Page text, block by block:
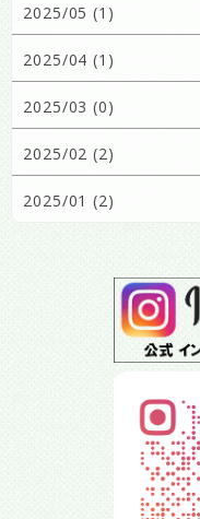
2025/05 (1)
2025/04 (1)
2025/03 (0)
2025/02 (2)
2025/01 (2)